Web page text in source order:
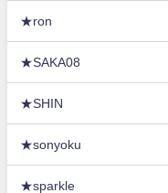
★ron
★SAKA08
★SHIN
★sonyoku
★sparkle